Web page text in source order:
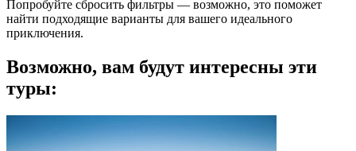
Попробуйте сбросить фильтры — возможно, это поможет
найти подходящие варианты для вашего идеального
приключения.
Возможно, вам будут интересны эти
туры: